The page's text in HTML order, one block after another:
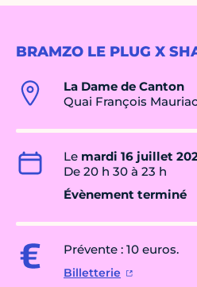
BRAMZO LE PLUG X
La Dame de Canton
Quai François
Le mardi 16 juillet
De 20 h 30 à 23 h
Évènement terminé
Prévente : 10 euros.
Billetterie